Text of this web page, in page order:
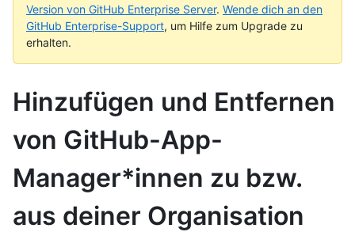
Version von GitHub Enterprise Server. Wende dich an den
GitHub Enterprise-Support, um Hilfe zum Upgrade zu
erhalten.
Hinzufügen und Entfernen
von GitHub-App-
Manager*innen zu bzw.
aus deiner Organisation